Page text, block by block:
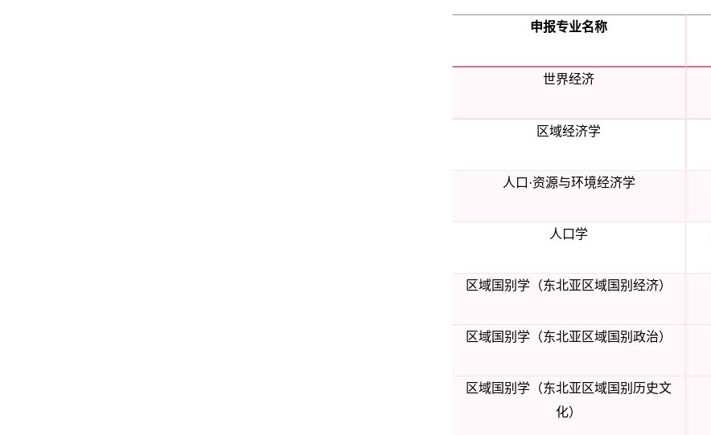
申报专业名称
世界经济
区域经济学
人口 ·资源与环境经济学
人口学
区域国别学（东北亚区域国别经济）
区域国别学（东北亚区域国别政治）
区域国别学（东北亚区域国别历史文
化）